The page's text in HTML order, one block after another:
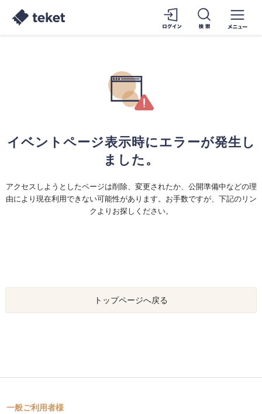
イベントページ表示時にエラーが発生し
ました。
アクセスしようとしたページは削除、変更されたか、公開準備中などの理
由により現在利用できない可能性があります。お手数ですが、下記のリン
クよりお探しください。
トップページへ戻る
一般ご利用者様